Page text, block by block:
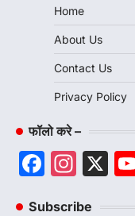
Home
About Us
Contact Us
Privacy Policy
फॉलो करे –
X
Subscribe